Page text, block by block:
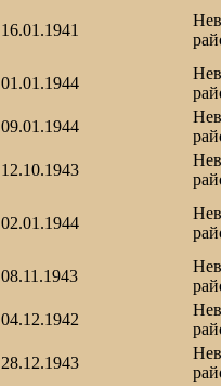
16.01.1941
01.01.1944
09.01.1944
12.10.1943
02.01.1944
08.11.1943
04.12.1942
28.12.1943